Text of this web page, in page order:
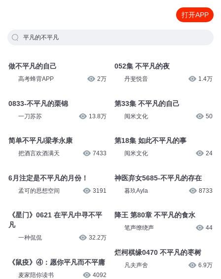
打开APP
平凡的不平凡
做不平凡的自己
高考蜂背APP 2万
0833-不平凡的栗锦
一刀苏苏 13.8万
简单不平凡Ⅰ梁孝永康
把酒言欢酒满天 7433
6月注定是不平凡的月份！
孟可的思想空间 3191
《星门》0621 在平凡中寻不平
凡
一种侃侃 32.2万
《鼠疫》④：愿你平凡而不平庸
麦家陪你读书 4092
052集 不平凡的夜
丹斐悦音 1.4万
第33集 不平凡的自己
阅米文化 50
第18集 如此不平凡的事
阅米文化 24
神医弃女5685-不平凡的存在
暮玖Ayla 8733
降王 第80章 不平凡的食水
笔声缭绕声 44
烂柯棋缘0470 不平凡的枣树
凡夫声舍 6.9万